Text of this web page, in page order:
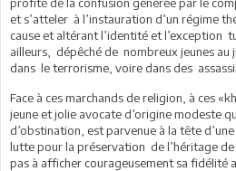
et s’atteler à l’instauration d’un régime
cause et altérant l’identité et l’exception
ailleurs, dépêché de nombreux jeunes
dans le terrorisme, voire dans des
Face à ces marchands de religion, à ces
jeune et jolie avocate d’origine modeste
d’obstination, est parvenue à la tête
lutte pour la préservation de l’héritage
pas à afficher courageusement sa fidélité